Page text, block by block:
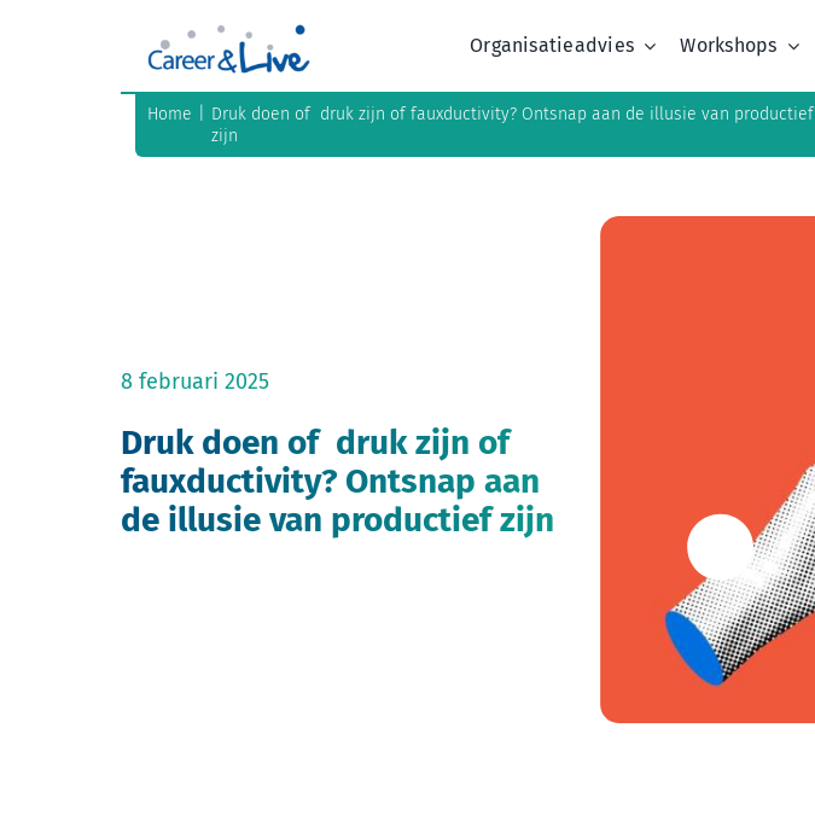
Organisatieadvies Workshops
Home
Druk doen of druk zijn of fauxductivity? Ontsnap aan de illusie van productief
zijn
8 februari 2025
Druk doen of druk zijn of
fauxductivity? Ontsnap aan
de illusie van productief zijn